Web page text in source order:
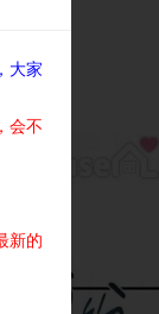
大家
会不
新的